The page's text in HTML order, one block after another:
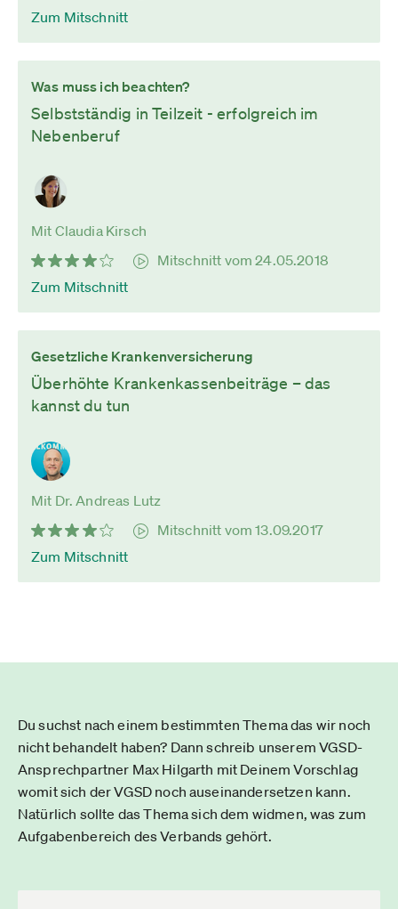
Zum Mitschnitt
Was muss ich beachten?
Selbstständig in Teilzeit - erfolgreich im
Nebenberuf
Mit Claudia Kirsch
Mitschnitt vom 24.05.2018
Zum Mitschnitt
Gesetzliche Krankenversicherung
Überhöhte Krankenkassenbeiträge – das
kannst du tun
Mit Dr. Andreas Lutz
Mitschnitt vom 13.09.2017
Zum Mitschnitt
Du suchst nach einem bestimmten Thema das wir noch
nicht behandelt haben? Dann schreib unserem VGSD-
Ansprechpartner Max Hilgarth mit Deinem Vorschlag
womit sich der VGSD noch auseinandersetzen kann.
Natürlich sollte das Thema sich dem widmen, was zum
Aufgabenbereich des Verbands gehört.